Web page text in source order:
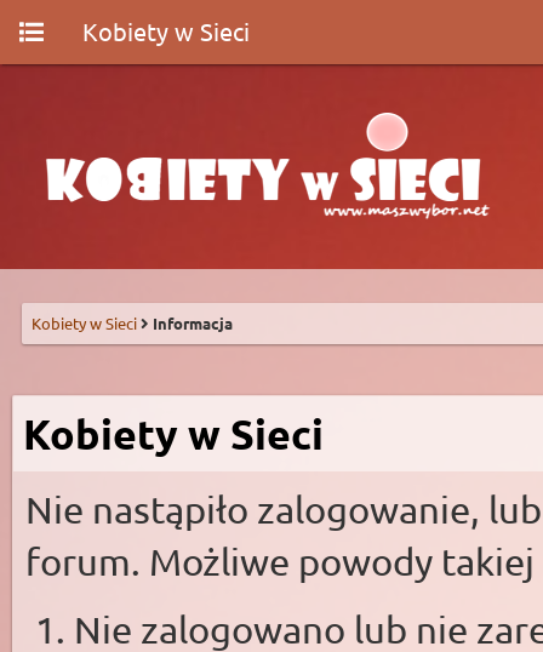
Kobiety w Sieci
Kobiety w Sieci Informacja
Kobiety w Sieci
Nie nastąpiło zalogowanie,
forum. Możliwe powody takiej
Nie zalogowano lub nie